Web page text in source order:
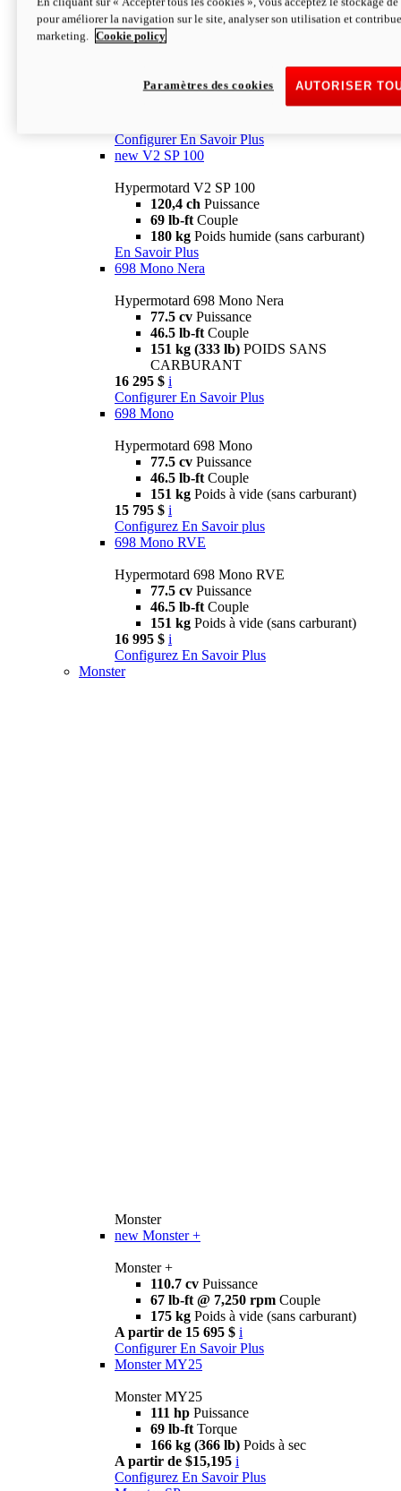
Configurer En Savoir Plus
newV2 SP
69 lb-ftCouple
Poids humide (sans carburant)
Configurer En Savoir Plus
new V2 SP 100
Hypermotard V2 SP 100
120,4 ch Puissance
69 lb-ft Couple
180 kg Poids humide (sans carburant)
En Savoir Plus
698 Mono Nera
Hypermotard 698 Mono Nera
77.5 cv Puissance
46.5 lb-ft Couple
151 kg (333 lb) POIDS SANS
CARBURANT
16 295 $ i
Configurer En Savoir Plus
698 Mono
Hypermotard 698 Mono
77.5 cv Puissance
46.5 lb-ft Couple
151 kg Poids à vide (sans carburant)
15 795 $ i
Configurez En Savoir plus
698 Mono RVE
Hypermotard 698 Mono RVE
77.5 cv Puissance
46.5 lb-ft Couple
151 kg Poids à vide (sans carburant)
16 995 $ i
Configurez En Savoir Plus
Monster
Monster
new Monster +
Monster +
110.7 cv Puissance
67 lb-ft @ 7,250 rpm Couple
175 kg Poids à vide (sans carburant)
A partir de 15 695 $ i
Configurer En Savoir Plus
Monster MY25
Monster MY25
111 hp Puissance
69 lb-ft Torque
166 kg (366 lb) Poids à sec
A partir de $15,195 i
Configurez En Savoir Plus
pour améliorer la navigation sur le site, analyser son utilisation et
marketing.
Cookie policy
AUTORISER
Paramètres des cookies